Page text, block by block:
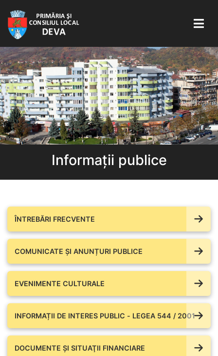
Informații publice
ÎNTREBĂRI FRECVENTE
COMUNICATE ŞI ANUNȚURI PUBLICE
EVENIMENTE CULTURALE
INFORMAȚII DE INTERES PUBLIC - LEGEA 544 / 2001
DOCUMENTE ŞI SITUAŢII FINANCIARE